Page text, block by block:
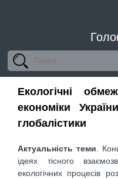
Екологічні
економіки
глобалістики
Актуальність теми.
ідеях тісного
екологічних процесів